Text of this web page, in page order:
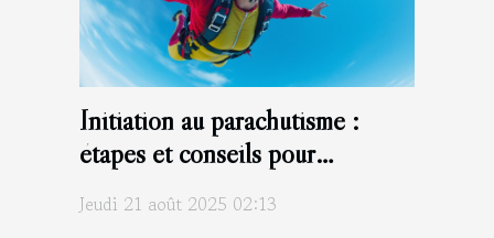
Initiation au parachutisme :
étapes et conseils pour
Jeudi 21 août 2025 02:13